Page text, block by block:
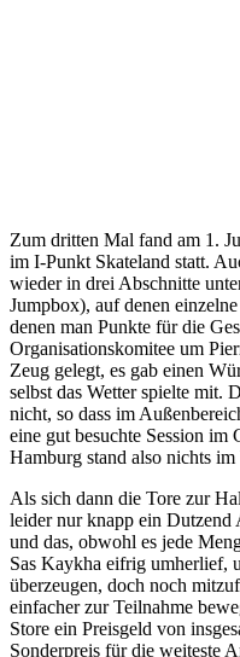
Zum dritten Mal fand am 1.
im I-Punkt Skateland statt.
wieder in drei Abschnitte
Jumpbox), auf denen
denen man Punkte für die
Organisationskomitee um
Zeug gelegt, es gab einen
selbst das Wetter spielte mit.
nicht, so dass im
eine gut besuchte Session im
Hamburg stand also nichts im
Als sich dann die Tore zur
leider nur knapp ein Dutzend
und das, obwohl es jede
Sas Kaykha eifrig umherlief,
überzeugen, doch noch
einfacher zur Teilnahme
Store ein Preisgeld von
Sonderpreis für die weiteste